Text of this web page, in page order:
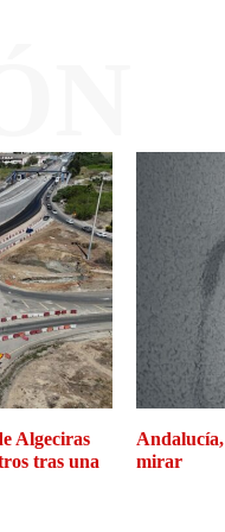
Algeciras
tras una
mirar